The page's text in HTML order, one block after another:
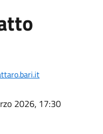
2026, 17:30